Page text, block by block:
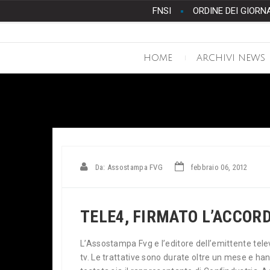
FNSI ORDINE DEI
HOME ARCHIVI NEWS
Da: Assostampa FVG febbraio 06, 2012
TELE4, FIRMATO
L’Assostampa Fvg e l’editore dell’emittente
tv. Le trattative sono durate oltre un mese e